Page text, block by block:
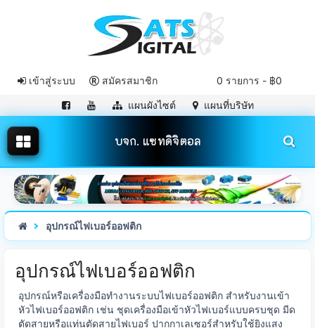
0 รายการ - ฿0
เข้าสู่ระบบ สมัครสมาชิก
แผนผังไซต์ แผนที่บริษัท
บจก. แซทดิจิตอล
อุปกรณ์ไฟเบอร์ออฟติก
อุปกรณ์ไฟเบอร์ออฟติก
อุปกรณ์หรือเครื่องมือทำงานระบบไฟเบอร์ออฟติก สำหรับงานเข้า
หัวไฟเบอร์ออฟติก เช่น ชุดเครื่องมือเข้าหัวไฟเบอร์แบบครบชุด มีด
ตัดสายหรือแท่นตัดสายไฟเบอร์ ปากกาเลเซอร์สำหรับใช้ยิงแสง